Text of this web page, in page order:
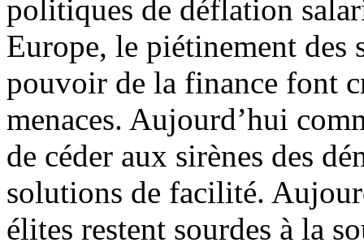
politiques de déflation
Europe, le piétinement des
pouvoir de la finance font
menaces. Aujourd’hui
de céder aux sirènes des
solutions de facilité.
élites restent sourdes à la